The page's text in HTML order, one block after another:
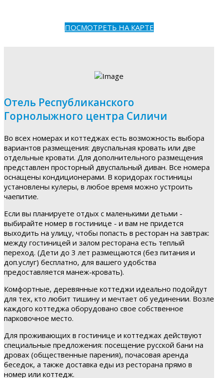
ПОСМОТРЕТЬ НА КАРТЕ
Отель Республиканского
Горнолыжного центра Силичи
Во всех номерах и коттеджах есть возможность выбора
вариантов размещения: двуспальная кровать или две
отдельные кровати. Для дополнительного размещения
представлен просторный двуспальный диван. Все номера
оснащены кондиционерами. В коридорах гостиницы
установлены кулеры, в любое время можно устроить
чаепитие.
Если вы планируете отдых с маленькими детьми -
выбирайте номер в гостинице - и вам не придется
выходить на улицу, чтобы попасть в ресторан на завтрак:
между гостиницей и залом ресторана есть теплый
переход. (Дети до 3 лет размещаются (без питания и
доп.услуг) бесплатно, для вашего удобства
предоставляется манеж-кровать).
Комфортные, деревянные коттеджи идеально подойдут
для тех, кто любит тишину и мечтает об уединении. Возле
каждого коттеджа оборудовано свое собственное
парковочное место.
Для проживающих в гостинице и коттеджах действуют
специальные предложения: посещение русской бани на
дровах (общественные парения), почасовая аренда
беседок, а также доставка еды из ресторана прямо в
номер или коттедж.